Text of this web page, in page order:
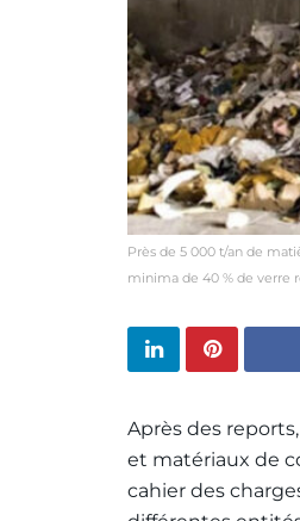
Près de 5 000 t/an de
minima de 40 % de verre
Après des
et matériaux de
cahier des